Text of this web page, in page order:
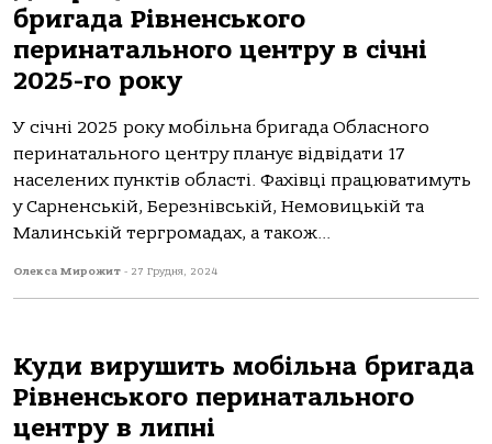
бригада Рівненського
перинатального центру в січні
2025-го року
У січні 2025 року мобільна бригада Обласного
перинатального центру планує відвідати 17
населених пунктів області. Фахівці працюватимуть
у Сарненській, Березнівській, Немовицькій та
Малинській тергромадах, а також...
Олекса Мирожит - 27 Грудня, 2024
Куди вирушить мобільна бригада
Рівненського перинатального
центру в липні